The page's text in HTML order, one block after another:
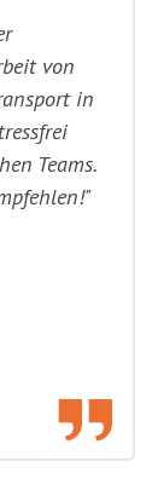
von
in
Teams.